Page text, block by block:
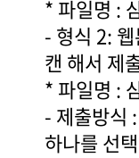
* 파일명 :
- 형식 2:
캔 해서 제
* 파일명 :
- 제출방식
하나를 선